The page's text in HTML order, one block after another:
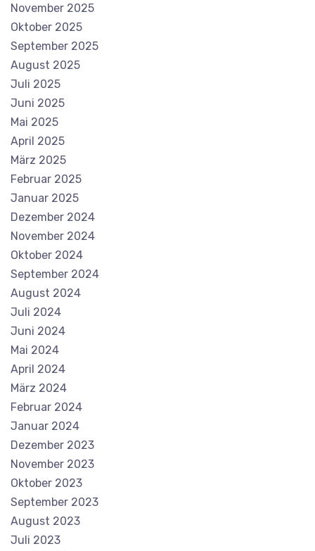
November 2025
Oktober 2025
September 2025
August 2025
Juli 2025
Juni 2025
Mai 2025
April 2025
März 2025
Februar 2025
Januar 2025
Dezember 2024
November 2024
Oktober 2024
September 2024
August 2024
Juli 2024
Juni 2024
Mai 2024
April 2024
März 2024
Februar 2024
Januar 2024
Dezember 2023
November 2023
Oktober 2023
September 2023
August 2023
Juli 2023